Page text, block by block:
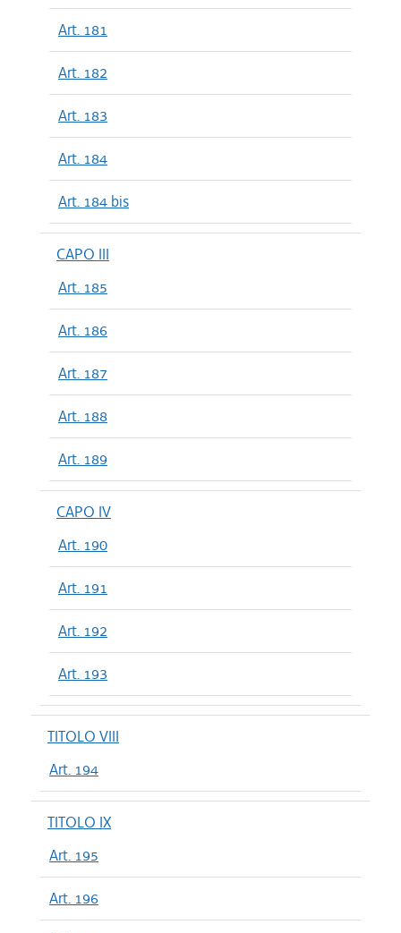
Art. 181
Art. 182
Art. 183
Art. 184
Art. 184 bis
CAPO III
Art. 185
Art. 186
Art. 187
Art. 188
Art. 189
CAPO IV
Art. 190
Art. 191
Art. 192
Art. 193
TITOLO VIII
Art. 194
TITOLO IX
Art. 195
Art. 196